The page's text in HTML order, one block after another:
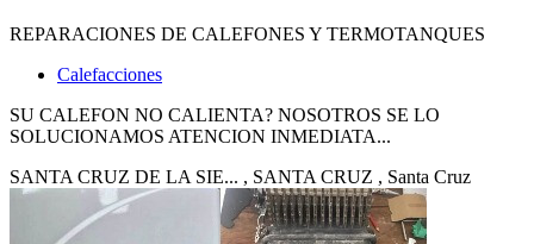
REPARACIONES DE CALEFONES Y TERMOTANQUES
Calefacciones
SU CALEFON NO CALIENTA? NOSOTROS SE LO
SOLUCIONAMOS ATENCION INMEDIATA...
SANTA CRUZ DE LA SIE... , SANTA CRUZ , Santa Cruz